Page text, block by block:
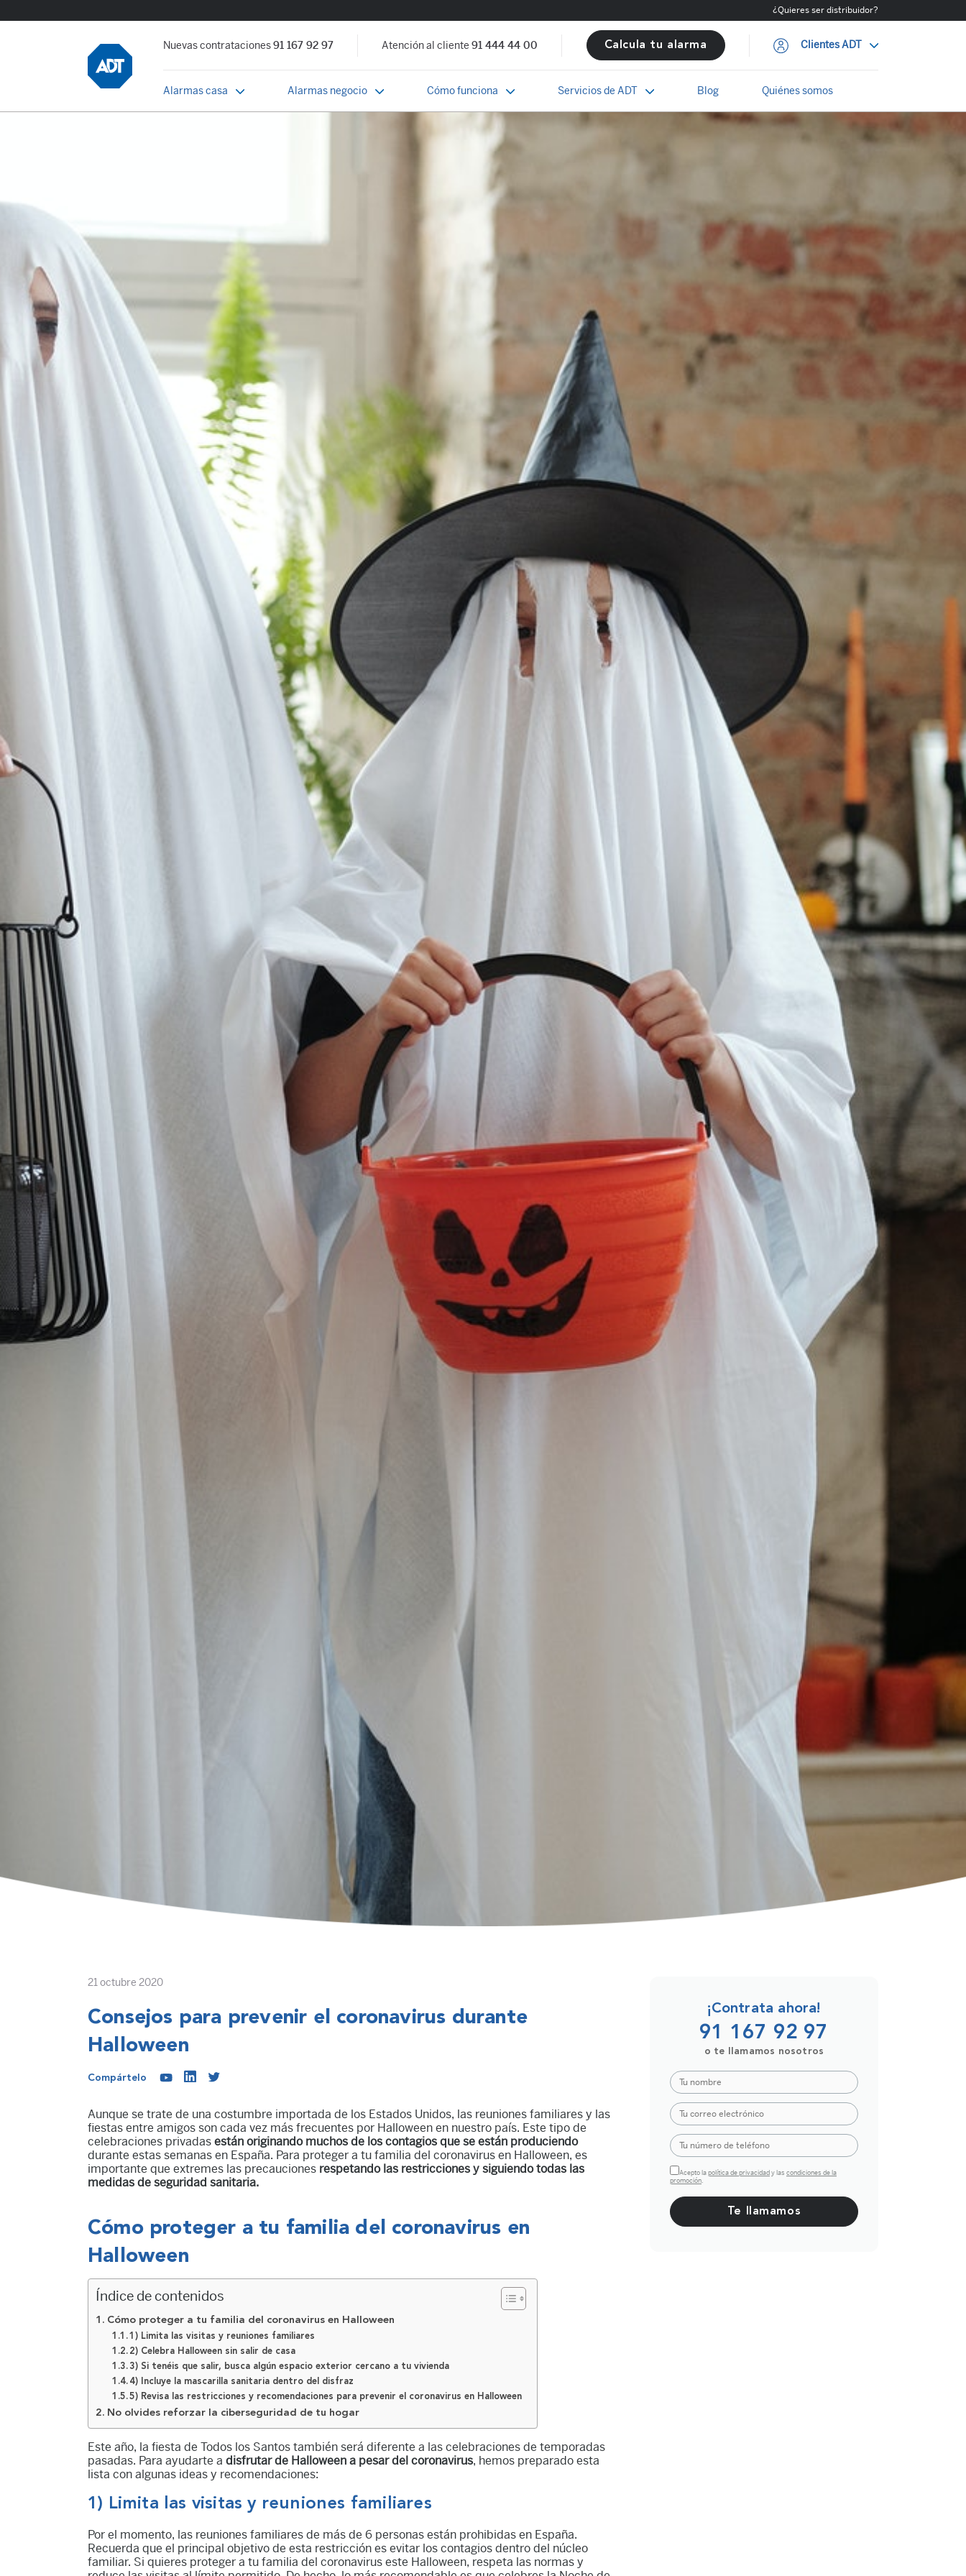
¿Quieres ser distribuidor?
Nuevas contrataciones91 167 92 97 Atención al cliente91 444 44 00 Calcula tu alarma Clientes ADT
Alarmas casa Alarmas negocio Cómo funciona Servicios de ADT Blog Quiénes somos
¡Contrata ahora!
91 167 92 97
o te llamamos nosotros
Acepto la política de privacidad y las condiciones de la
promoción.
Por favor, deja este campo vacío.
21 octubre 2020
Consejos para prevenir el coronavirus durante
Halloween
Compártelo
Aunque se trate de una costumbre importada de los Estados Unidos, las reuniones familiares y las
fiestas entre amigos son cada vez más frecuentes por Halloween en nuestro país. Este tipo de
celebraciones privadas están originando muchos de los contagios que se están produciendo
durante estas semanas en España. Para proteger a tu familia del coronavirus en Halloween, es
importante que extremes las precauciones respetando las restricciones y siguiendo todas las
medidas de seguridad sanitaria.
Cómo proteger a tu familia del coronavirus en
Halloween
Índice de contenidos
Cómo proteger a tu familia del coronavirus en Halloween
1) Limita las visitas y reuniones familiares
2) Celebra Halloween sin salir de casa
3) Si tenéis que salir, busca algún espacio exterior cercano a tu vivienda
4) Incluye la mascarilla sanitaria dentro del disfraz
5) Revisa las restricciones y recomendaciones para prevenir el coronavirus en Halloween
No olvides reforzar la ciberseguridad de tu hogar
Este año, la fiesta de Todos los Santos también será diferente a las celebraciones de temporadas
pasadas. Para ayudarte a disfrutar de Halloween a pesar del coronavirus, hemos preparado esta
lista con algunas ideas y recomendaciones:
1) Limita las visitas y reuniones familiares
Por el momento, las reuniones familiares de más de 6 personas están prohibidas en España.
Recuerda que el principal objetivo de esta restricción es evitar los contagios dentro del núcleo
familiar. Si quieres proteger a tu familia del coronavirus este Halloween, respeta las normas y